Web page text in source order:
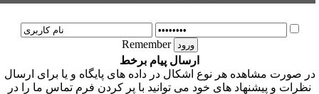
Remember
ارسال پیام برخط
صورت مشاهده هر نوع اشکال در داده های پایگاه و یا برای ارسال
نظرات و پیشنهاد های خود می توانید با پر کردن فرم تماس ما را در